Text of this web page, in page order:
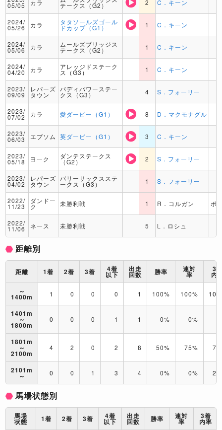
05/05 カラ テークス（G2） 2 C．キーン
2024/
05/26 カラ タタソールズゴール
ドカップ（G1） 1 C．キーン
2024/
05/06 カラ ムールズブリッジス
テークス（G2） 1 C．キーン
2024/
04/20 カラ アレッジドステーク
ス（G3） 1 C．キーン
2023/
09/09
レパーズ
タウン
パディパワーステー
クス（G3） 4 S．フォーリー
2023/
07/02 カラ 愛ダービー（G1） 8 D．マクモナグル
2023/
06/03 エプソム 英ダービー（G1） 3 C．キーン
2023/
05/18 ヨーク ダンテステークス
（G2） 2 S．フォーリー
2023/
04/02
レパーズ
タウン
バリーサックスステ
ークス（G3） 1 S．フォーリー
2022/
11/23
ダンドー
ク 未勝利戦 1 R．コルガン ポ
2022/
11/06 ネース 未勝利戦 5 L．ロシュ
距離別
距離 1着 2着 3着 4着
以下
出走
回数 勝率 連対
率
3
内
～
1400m 1 0 0 0 1 100% 100%
1401m
～
1800m
0 0 0 1 1 0% 0%
1801m
～
2100m
4 2 0 2 8 50% 75%
2101m
～ 0 0 1 3 4 0% 0%
馬場状態別
馬場
状態 1着 2着 3着 4着
以下
出走
回数 勝率 連対
率
3着
内率